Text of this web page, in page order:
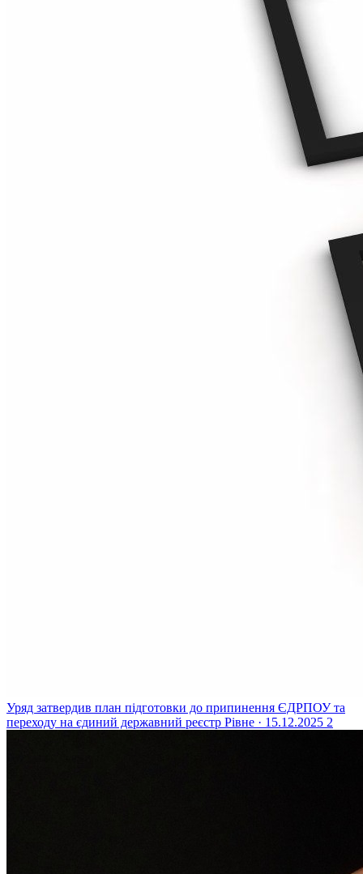
Уряд затвердив план підготовки до припинення ЄДРПОУ та
переходу на єдиний державний реєстр Рівне · 15.12.2025 2